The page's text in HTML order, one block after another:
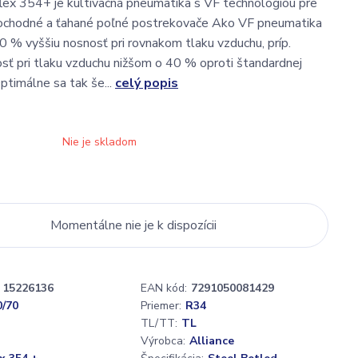
a ťahané poľné postrekovače Ako VF pneumatika
% vyššiu nosnosť pri rovnakom tlaku vzduchu, príp.
pri tlaku vzduchu nižšom o 40 % oproti štandardnej
sa tak še... celý popis
Nie je skladom
Momentálne nie je k dispozícii
15226136 EAN kód: 7291050081429
70
Priemer: R34
TL/TT: TL
Výrobca: Alliance